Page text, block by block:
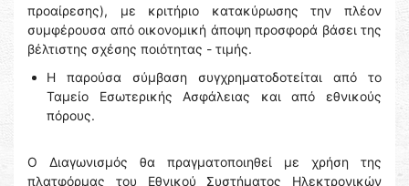
προαίρεσης), με κριτήριο κατακύρωσης την πλέον
συμφέρουσα από οικονομική άποψη προσφορά βάσει της
βέλτιστης σχέσης ποιότητας - τιμής.
Η παρούσα σύμβαση συγχρηματοδοτείται από το
Ταμείο Εσωτερικής Ασφάλειας και από εθνικούς
πόρους.
Ο Διαγωνισμός θα πραγματοποιηθεί με χρήση της
πλατφόρμας του Εθνικού Συστήματος Ηλεκτρονικών